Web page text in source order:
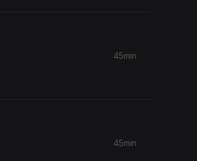
45min
45min